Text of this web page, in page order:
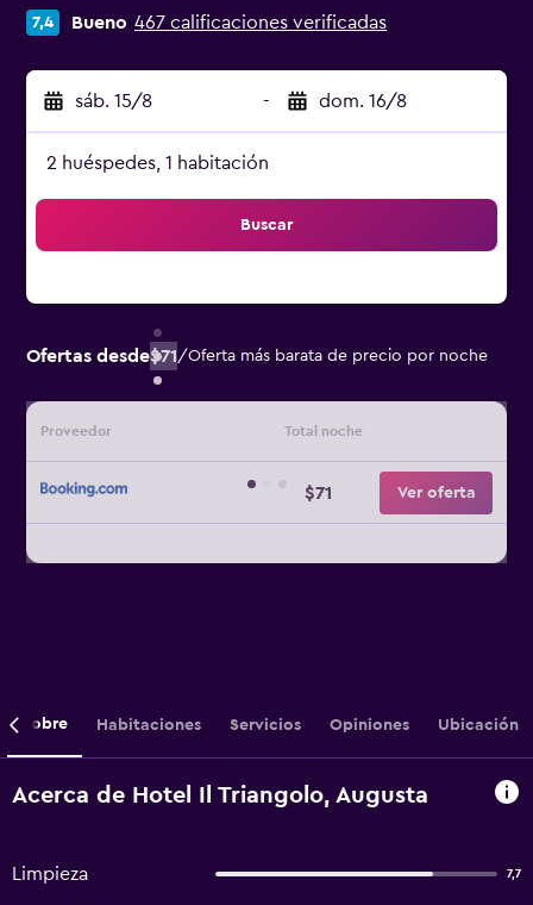
7,4 Bueno 467 calificaciones verificadas
sáb. 15/8 - dom. 16/8
2 huéspedes, 1 habitación
Buscar
Ofertas desde$71/Oferta más barata de precio por noche
Proveedor Total noche
$71 Ver oferta
Sobre Habitaciones Servicios Opiniones Ubicación
Acerca de Hotel Il Triangolo, Augusta
Limpieza 7,7